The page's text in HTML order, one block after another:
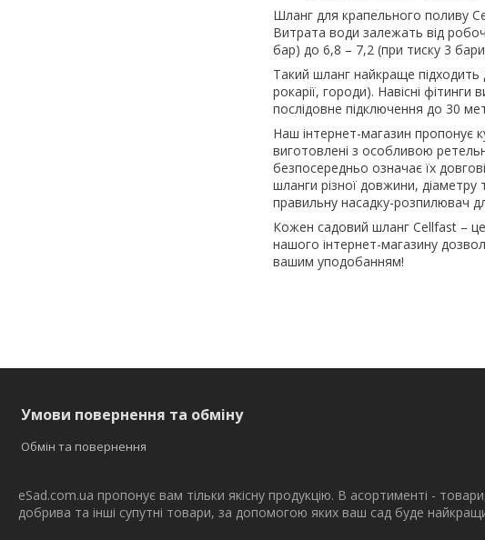
Шланг для крапельного поливу
Витрата води залежать від
бар) до 6,8 – 7,2 (при тиску 3
Такий шланг найкраще
рокарії, городи). Навісні
послідовне підключення до 30
Наш інтернет-магазин пропонує
виготовлені з особливою
безпосередньо означає їх
шланги різної довжини, діаметру
правильну насадку-розпилювач
Кожен садовий шланг Cellfast –
нашого інтернет-магазину
вашим уподобанням!
Умови повернення та обміну
Обмін та повернення
eSad.com.ua пропонує вам тільки якісну продукцію. В асортименті -
добрива та інші супутні товари, за допомогою яких ваш сад буде